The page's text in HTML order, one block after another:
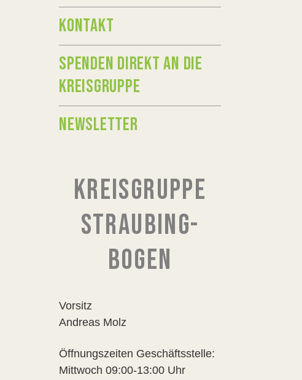
KONTAKT
SPENDEN DIREKT AN DIE
KREISGRUPPE
NEWSLETTER
KREISGRUPPE
STRAUBING-
BOGEN
Vorsitz
Andreas Molz
Öffnungszeiten Geschäftsstelle:
Mittwoch 09:00-13:00 Uhr